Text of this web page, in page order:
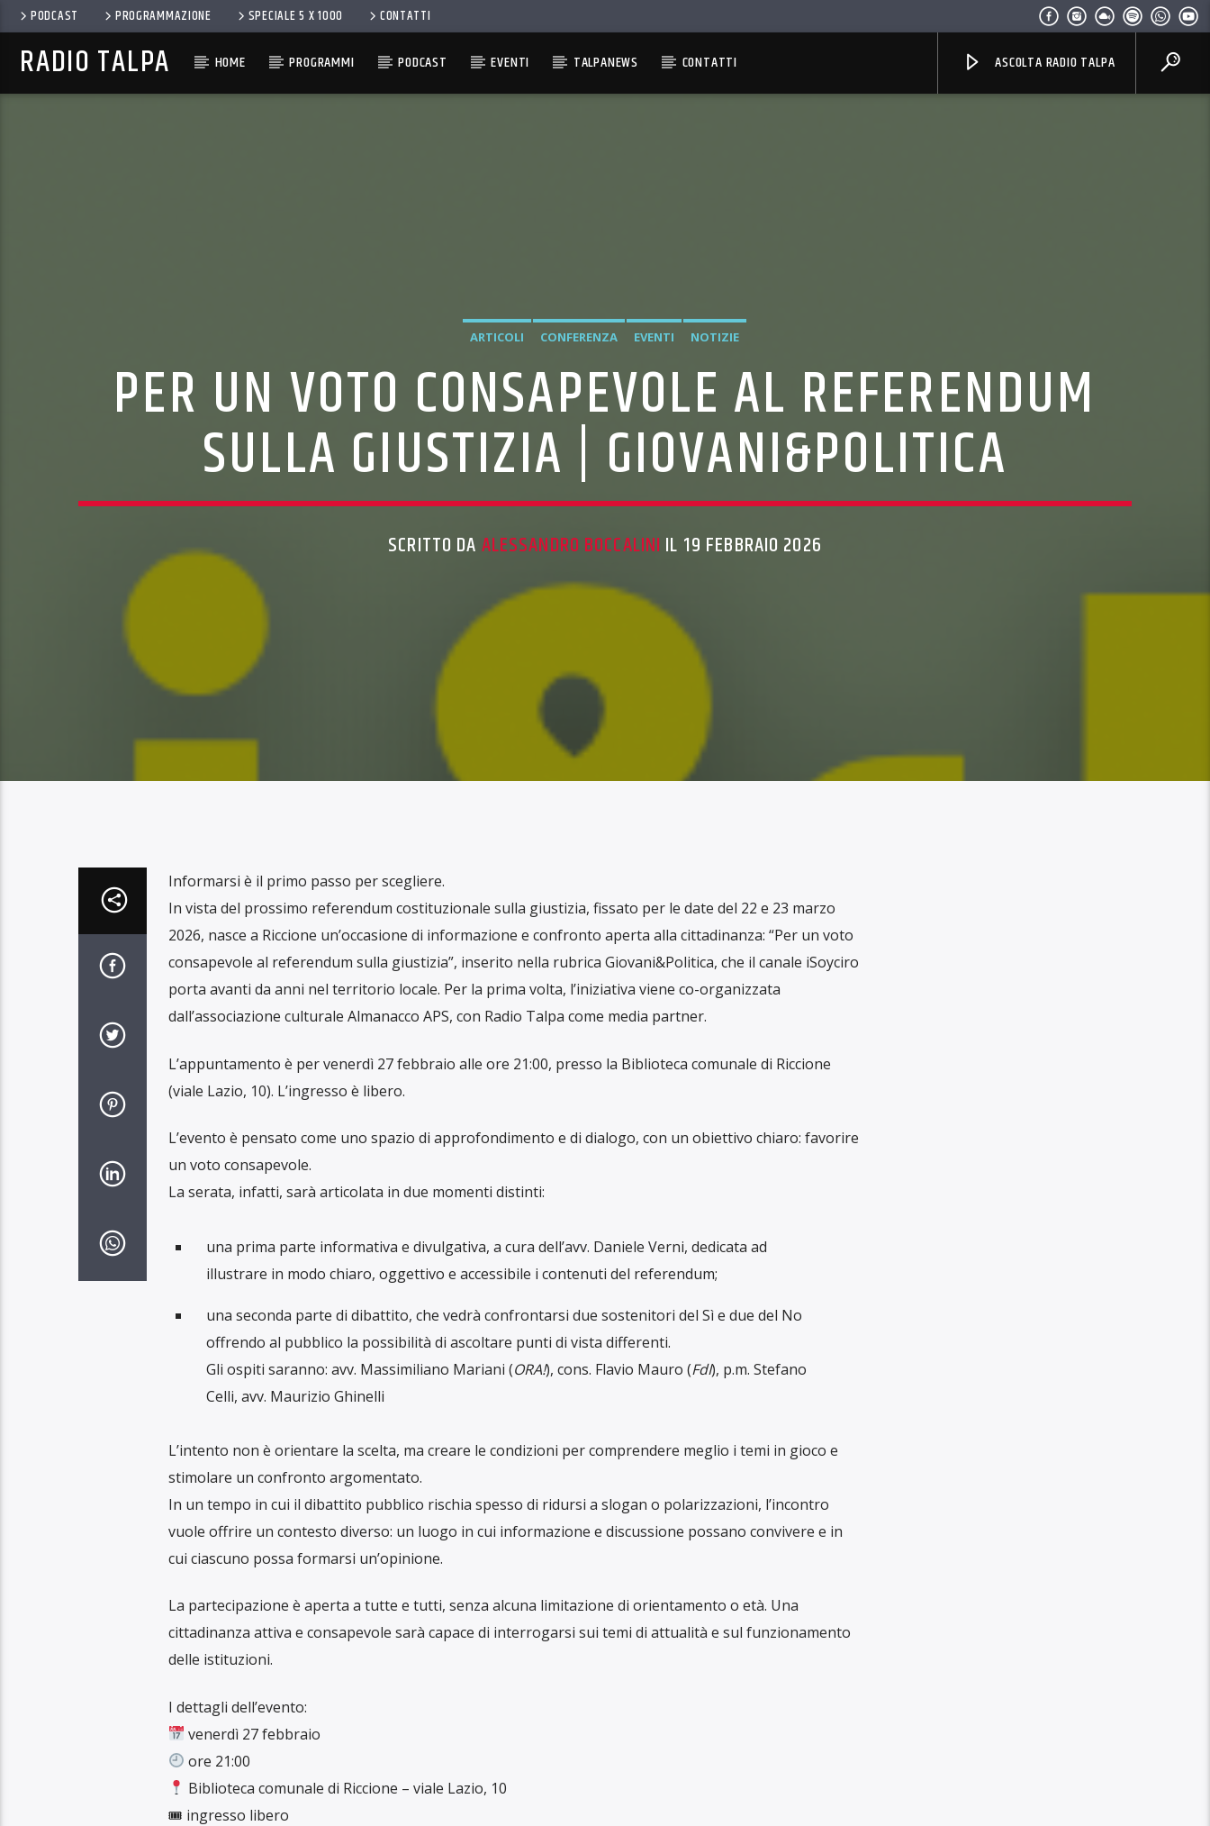
PODCAST PROGRAMMAZIONE SPECIALE 5 X 1000 CONTATTI
RADIO TALPA HOME PROGRAMMI PODCAST EVENTI TALPANEWS CONTATTI ASCOLTA RADIO TALPA
ARTICOLI CONFERENZA EVENTI NOTIZIE
PER UN VOTO CONSAPEVOLE AL REFERENDUM
SULLA GIUSTIZIA | GIOVANI&POLITICA
SCRITTO DA ALESSANDRO BOCCALINI IL 19 FEBBRAIO 2026
Informarsi è il primo passo per scegliere.
In vista del prossimo referendum costituzionale sulla giustizia, fissato per le date del 22 e 23 marzo
2026, nasce a Riccione un’occasione di informazione e confronto aperta alla cittadinanza: “Per un voto
consapevole al referendum sulla giustizia”, inserito nella rubrica Giovani&Politica, che il canale iSoyciro
porta avanti da anni nel territorio locale. Per la prima volta, l’iniziativa viene co-organizzata
dall’associazione culturale Almanacco APS, con Radio Talpa come media partner.
L’appuntamento è per venerdì 27 febbraio alle ore 21:00, presso la Biblioteca comunale di Riccione
(viale Lazio, 10). L’ingresso è libero.
L’evento è pensato come uno spazio di approfondimento e di dialogo, con un obiettivo chiaro: favorire
un voto consapevole.
La serata, infatti, sarà articolata in due momenti distinti:
una prima parte informativa e divulgativa, a cura dell’avv. Daniele Verni, dedicata ad
illustrare in modo chiaro, oggettivo e accessibile i contenuti del referendum;
una seconda parte di dibattito, che vedrà confrontarsi due sostenitori del Sì e due del No
offrendo al pubblico la possibilità di ascoltare punti di vista differenti.
Gli ospiti saranno: avv. Massimiliano Mariani (ORA!), cons. Flavio Mauro (FdI), p.m. Stefano
Celli, avv. Maurizio Ghinelli
L’intento non è orientare la scelta, ma creare le condizioni per comprendere meglio i temi in gioco e
stimolare un confronto argomentato.
In un tempo in cui il dibattito pubblico rischia spesso di ridursi a slogan o polarizzazioni, l’incontro
vuole offrire un contesto diverso: un luogo in cui informazione e discussione possano convivere e in
cui ciascuno possa formarsi un’opinione.
La partecipazione è aperta a tutte e tutti, senza alcuna limitazione di orientamento o età. Una
cittadinanza attiva e consapevole sarà capace di interrogarsi sui temi di attualità e sul funzionamento
delle istituzioni.
I dettagli dell’evento:
venerdì 27 febbraio
ore 21:00
Biblioteca comunale di Riccione – viale Lazio, 10
🎟 ingresso libero